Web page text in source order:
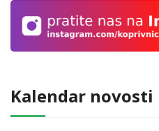
Kalendar novosti